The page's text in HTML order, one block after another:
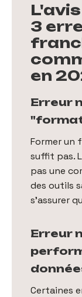
3
en
Erreur
Former un
suffit pas.
pas une
des outils
s'assurer
Erreur
Certaines